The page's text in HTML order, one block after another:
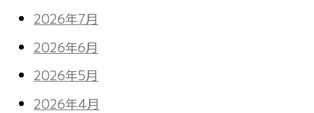
2026年7月
2026年6月
2026年5月
2026年4月